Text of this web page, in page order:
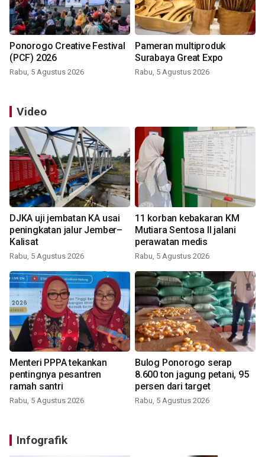
Ponorogo Creative Festival
(PCF) 2026
Rabu, 5 Agustus 2026
Pameran multiproduk
Surabaya Great Expo
Rabu, 5 Agustus 2026
Video
DJKA uji jembatan KA usai
peningkatan jalur Jember–
Kalisat
Rabu, 5 Agustus 2026
11 korban kebakaran KM
Mutiara Sentosa II jalani
perawatan medis
Rabu, 5 Agustus 2026
Menteri PPPA tekankan
pentingnya pesantren
ramah santri
Rabu, 5 Agustus 2026
Bulog Ponorogo serap
8.600 ton jagung petani, 95
persen dari target
Rabu, 5 Agustus 2026
Infografik